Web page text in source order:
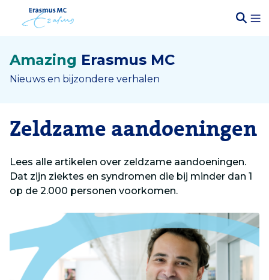
Amazing Erasmus MC
Nieuws en bijzondere verhalen
Zeldzame aandoeningen
Lees alle artikelen over zeldzame aandoeningen.
Dat zijn ziektes en syndromen die bij minder dan 1
op de 2.000 personen voorkomen.